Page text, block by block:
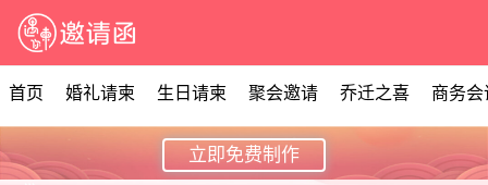
首页 婚礼请柬 生日请柬 聚会邀请 乔迁之喜 商务会
立即免费制作